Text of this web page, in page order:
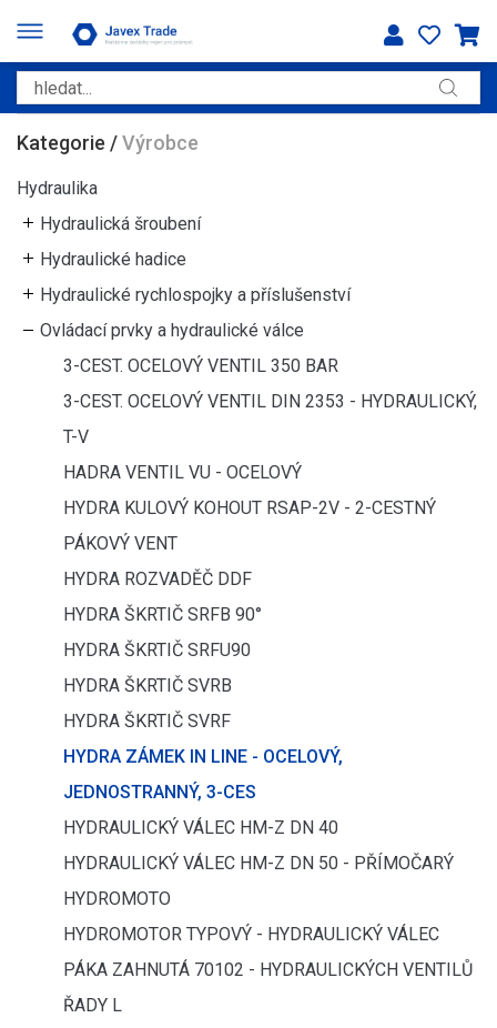
Kategorie /Výrobce
Hydraulika
Hydraulická šroubení
Hydraulické hadice
Hydraulické rychlospojky a příslušenství
Ovládací prvky a hydraulické válce
3-CEST. OCELOVÝ VENTIL 350 BAR
3-CEST. OCELOVÝ VENTIL DIN 2353 - HYDRAULICKÝ,
T-V
HADRA VENTIL VU - OCELOVÝ
HYDRA KULOVÝ KOHOUT RSAP-2V - 2-CESTNÝ
PÁKOVÝ VENT
HYDRA ROZVADĚČ DDF
HYDRA ŠKRTIČ SRFB 90°
HYDRA ŠKRTIČ SRFU90
HYDRA ŠKRTIČ SVRB
HYDRA ŠKRTIČ SVRF
HYDRA ZÁMEK IN LINE - OCELOVÝ,
JEDNOSTRANNÝ, 3-CES
HYDRAULICKÝ VÁLEC HM-Z DN 40
HYDRAULICKÝ VÁLEC HM-Z DN 50 - PŘÍMOČARÝ
HYDROMOTO
HYDROMOTOR TYPOVÝ - HYDRAULICKÝ VÁLEC
PÁKA ZAHNUTÁ 70102 - HYDRAULICKÝCH VENTILŮ
ŘADY L